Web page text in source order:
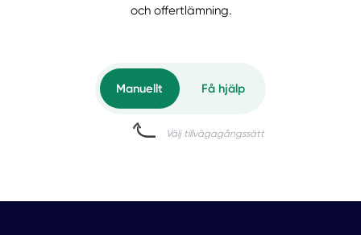
och offertlämning.
Manuellt Få hjälp
Välj tillvägagångssätt